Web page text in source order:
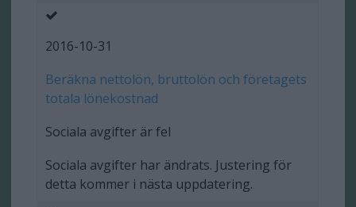
2016-10-31
Beräkna nettolön, bruttolön och företagets
totala lönekostnad
Sociala avgifter är fel
Sociala avgifter har ändrats. Justering för
detta kommer i nästa uppdatering.